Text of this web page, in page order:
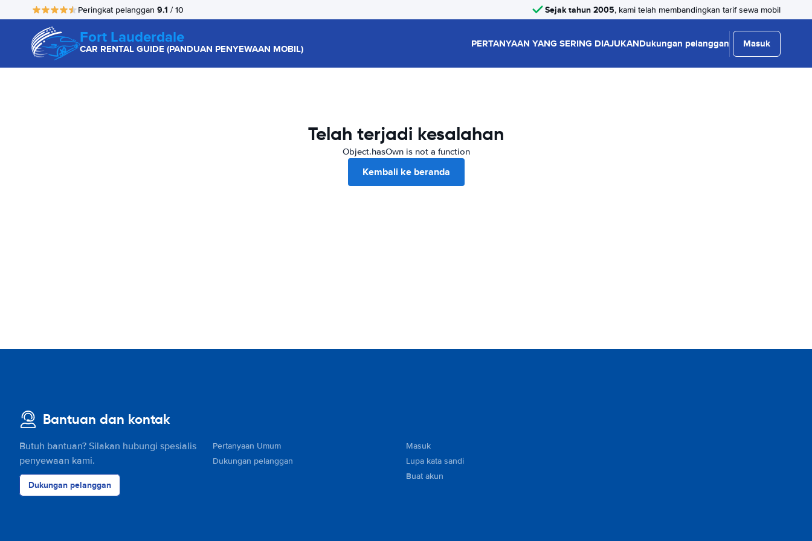
Peringkat pelanggan 9.1 / 10 Sejak tahun 2005, kami telah membandingkan tarif sewa mobil
Fort Lauderdale
CAR RENTAL GUIDE (PANDUAN PENYEWAAN MOBIL) PERTANYAAN YANG SERING DIAJUKANDukungan pelanggan Masuk
Telah terjadi kesalahan
Object.hasOwn is not a function
Kembali ke beranda
Bantuan dan kontak
Butuh bantuan? Silakan hubungi spesialis
penyewaan kami.
Dukungan pelanggan
Pertanyaan Umum
Dukungan pelanggan
Masuk
Lupa kata sandi
Buat akun